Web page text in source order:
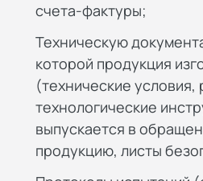
счета-фактуры;
Техническую
которой продукция
(технические условия,
технологические
выпускается в
продукцию, листы